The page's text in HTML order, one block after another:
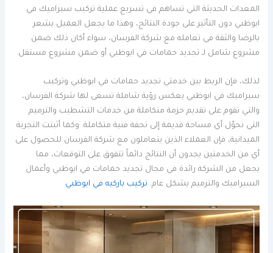
المعدات الحديثة التي تساهم في تسريع عملية تركيب سيراميك في
ابوظبي دون التأثير على جودة النتائج، وهذا ما يجعل العميل يشعر
بالرضا والثقة في تعامله مع شركة الفرسان، سواء أكان ذلك ضمن
مشروع شامل لـ تجديد حمامات في ابوظبي أو ضمن مشروع مستقل.
لذلك، فإن الربط بين خدمتي تجديد حمامات في ابوظبي وتركيب
سيراميك في ابوظبي يعكس رؤية شاملة تسعى لها شركة الفرسان،
والتي تقوم على تقديم حزمة متكاملة من خدمات التشطيب والترميم
التي تحوّل أي مساحة قديمة إلى تحفة فنية متكاملة. وكما أثبتت التجربة
الميدانية، فإن العملاء الذين يتعاملون مع شركة الفرسان للحصول على
أي من الخدمتين يجدون أن النتائج دائماً تتفوق على التوقعات، مما
يجعل من الشركة رائدة في مجال تجديد حمامات في ابوظبي وأعمال
السيراميك والترميم بشكل عام. تركيب باركيه في ابوظبي